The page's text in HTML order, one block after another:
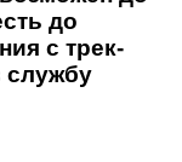
до
с трек-
службу